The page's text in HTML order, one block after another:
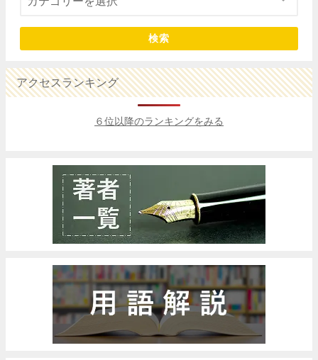
検索
アクセスランキング
６位以降のランキングをみる